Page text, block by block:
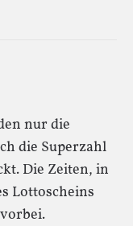
nur die
die Superzahl
Die Zeiten, in
Lottoscheins